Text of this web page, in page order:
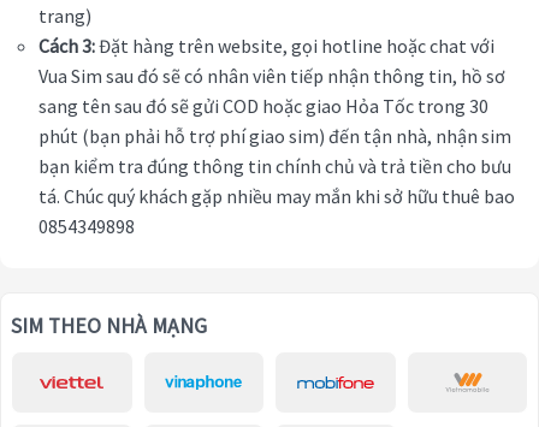
trang)
Cách 3:Đặt hàng trên website, gọi hotline hoặc chat với
Vua Sim sau đó sẽ có nhân viên tiếp nhận thông tin, hồ sơ
sang tên sau đó sẽ gửi COD hoặc giao Hỏa Tốc trong 30
phút (bạn phải hỗ trợ phí giao sim) đến tận nhà, nhận sim
bạn kiểm tra đúng thông tin chính chủ và trả tiền cho bưu
tá. Chúc quý khách gặp nhiều may mắn khi sở hữu thuê bao
0854349898
SIM THEO NHÀ MẠNG